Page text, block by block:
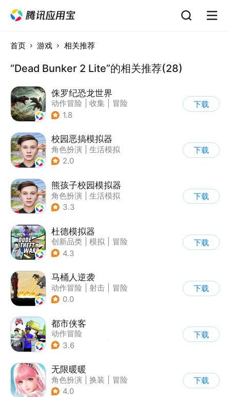
首页 游戏 相关推荐
“Dead Bunker 2 Lite”的相关推荐(28)
侏罗纪恐龙世界
动作冒险 收集
冒险
| 写实
1.8
下载
校园恶搞模拟器
角色扮演
生活模拟
| 写实
2.0
下载
熊孩子校园模拟器
角色扮演
生活模拟
| 写实
3.3
下载
杜德模拟器
创新品类 模拟
冒险
| 写实
4.3
下载
马桶人逆袭
动作冒险 射击
冒险
| 像素风
0.0
下载
都市侠客
动作冒险
| 第一人称射击
3.6
下载
无限暖暖
角色扮演 换装
冒险
| 开放世界
4.0
下载